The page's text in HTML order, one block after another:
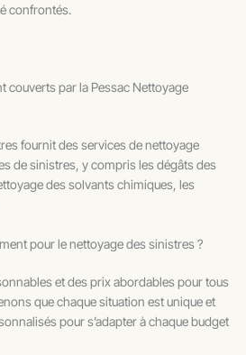
confrontés.
couverts par la Pessac Nettoyage
fournit des services de nettoyage
de sinistres, y compris les dégâts des
des solvants chimiques, les
pour le nettoyage des sinistres ?
et des prix abordables pour tous
que chaque situation est unique et
pour s’adapter à chaque budget